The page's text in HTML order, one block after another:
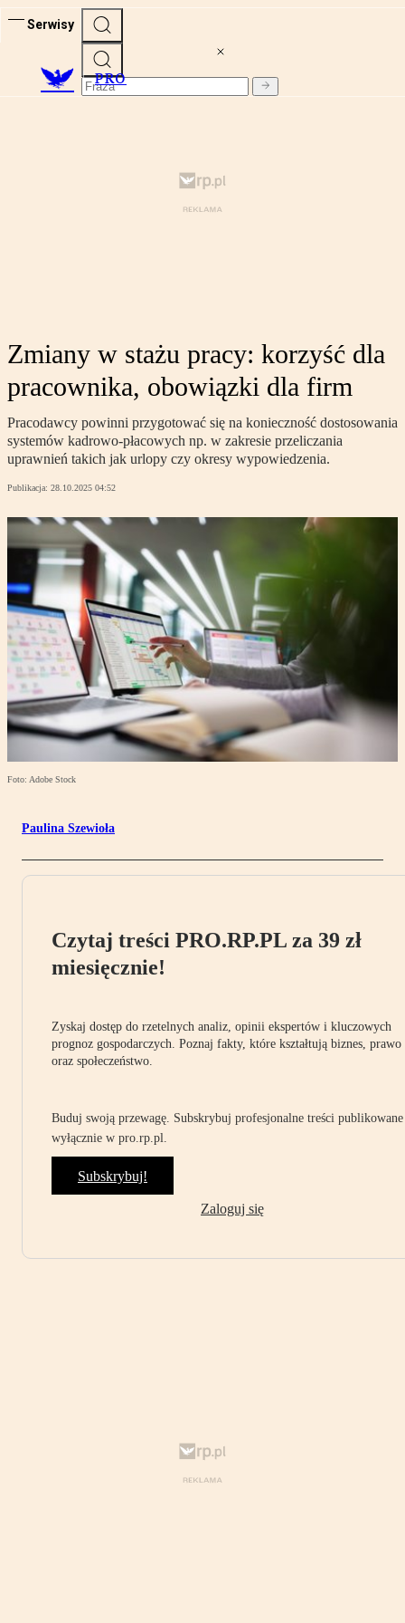
Serwisy
PRO
Zmiany w stażu pracy: korzyść dla
pracownika, obowiązki dla firm
Pracodawcy powinni przygotować się na konieczność dostosowania
systemów kadrowo-płacowych np. w zakresie przeliczania
uprawnień takich jak urlopy czy okresy wypowiedzenia.
Publikacja: 28.10.2025 04:52
Foto: Adobe Stock
Paulina Szewioła
Czytaj treści PRO.RP.PL za 39 zł
miesięcznie!
Zyskaj dostęp do rzetelnych analiz, opinii ekspertów i kluczowych
prognoz gospodarczych. Poznaj fakty, które kształtują biznes, prawo
oraz społeczeństwo.
Buduj swoją przewagę. Subskrybuj profesjonalne treści publikowane
wyłącznie w pro.rp.pl.
Subskrybuj!
Zaloguj się